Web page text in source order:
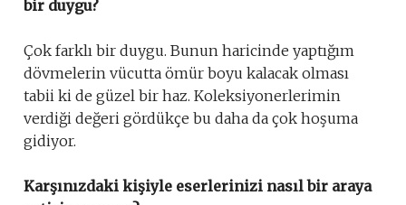
bir duygu?
Çok farklı bir duygu. Bunun haricinde yaptığım
dövmelerin vücutta ömür boyu kalacak olması
tabii ki de güzel bir haz. Koleksiyonerlerimin
verdiği değeri gördükçe bu daha da çok hoşuma
gidiyor.
Karşınızdaki kişiyle eserlerinizi nasıl bir araya